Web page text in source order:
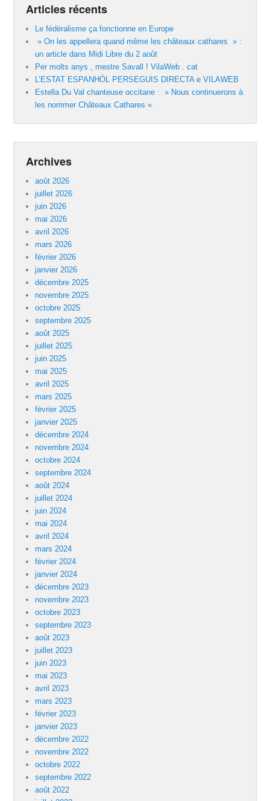
Articles récents
Le fédéralisme ça fonctionne en Europe
» On les appellera quand même les châteaux cathares » :
un article dans Midi Libre du 2 août
Per molts anys , mestre Savall ! VilaWeb . cat
L’ESTAT ESPANHÒL PERSEGUIS DIRECTA e VILAWEB
Estella Du Val chanteuse occitane : » Nous continuerons à
les nommer Châteaux Cathares «
Archives
août 2026
juillet 2026
juin 2026
mai 2026
avril 2026
mars 2026
février 2026
janvier 2026
décembre 2025
novembre 2025
octobre 2025
septembre 2025
août 2025
juillet 2025
juin 2025
mai 2025
avril 2025
mars 2025
février 2025
janvier 2025
décembre 2024
novembre 2024
octobre 2024
septembre 2024
août 2024
juillet 2024
juin 2024
mai 2024
avril 2024
mars 2024
février 2024
janvier 2024
décembre 2023
novembre 2023
octobre 2023
septembre 2023
août 2023
juillet 2023
juin 2023
mai 2023
avril 2023
mars 2023
février 2023
janvier 2023
décembre 2022
novembre 2022
octobre 2022
septembre 2022
août 2022